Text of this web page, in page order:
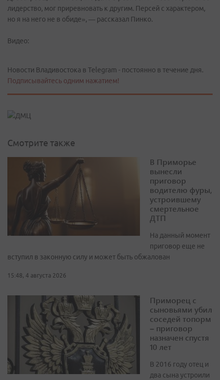
лидерство, мог приревновать к другим. Персей с характером,
но я на него не в обиде», — рассказал Пинко.
Видео:
Новости Владивостока в Telegram - постоянно в течение дня.
Подписывайтесь одним нажатием!
Смотрите также
В Приморье
вынесли
приговор
водителю фуры,
устроившему
смертельное
ДТП
На данный момент
приговор еще не
вступил в законную силу и может быть обжалован
15:48, 4 августа 2026
Приморец с
сыновьями убил
соседей топорм
– приговор
назначен спустя
10 лет
В 2016 году отец и
два сына устроили